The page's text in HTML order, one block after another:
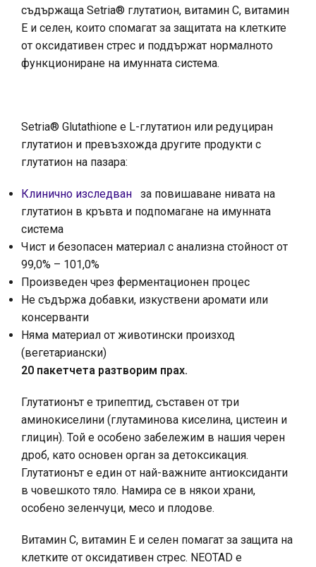
съдържаща Setria® глутатион, витамин С, витамин
Е и селен, които спомагат за защитата на клетките
от оксидативен стрес и поддържат нормалното
функциониране на имунната система.
Setria® Glutathione е L-глутатион или редуциран
глутатион и превъзхожда другите продукти с
глутатион на пазара:
Клинично изследван за повишаване нивата на
глутатион в кръвта и подпомагане на имунната
система
Чист и безопасен материал с анализна стойност от
99,0% – 101,0%
Произведен чрез ферментационен процес
Не съдържа добавки, изкуствени аромати или
консерванти
Няма материал от животински произход
(вегетариански)
20 пакетчета разтворим прах.
Глутатионът е трипептид, съставен от три
аминокиселини (глутаминова киселина, цистеин и
глицин). Той е особено забележим в нашия черен
дроб, като основен орган за детоксикация.
Глутатионът е един от най-важните антиоксиданти
в човешкото тяло. Намира се в някои храни,
особено зеленчуци, месо и плодове.
Витамин С, витамин Е и селен помагат за защита на
клетките от оксидативен стрес. NEOTAD е